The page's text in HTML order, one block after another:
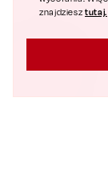
znajdziesztutaj.